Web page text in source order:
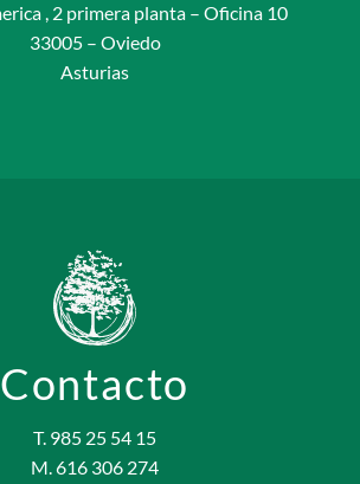
, 2 primera planta – Oficina 10
33005 – Oviedo
Asturias
Contacto
T. 985 25 54 15
M. 616 306 274